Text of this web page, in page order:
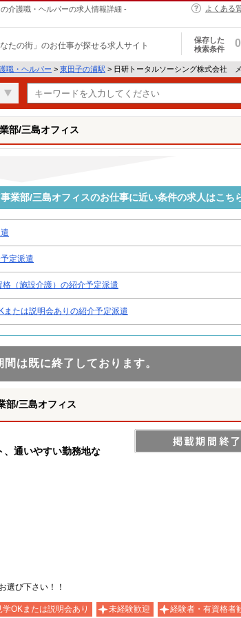
介護職・ヘルパーの求人情報詳細 -
よくある
なたの街」のお仕事が探せる求人サイト
保存した
検索条件
0
職・ヘルパー > 東田子の浦駅 > 日研トータルソーシング株式会社
部/三島オフィス
業部/三島オフィスのお仕事に近い条件の求人はこち
定派遣
（施設介護）の紹介予定派遣
または説明会ありの紹介予定派遣
は既に終了しております。
部/三島オフィス
通いやすい勤務地な
選び下さい！！
学OKまたは説明会あり 未経験歓迎 経験者・有資格者